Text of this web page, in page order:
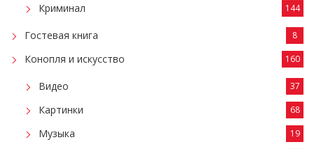
Криминал 144
Гостевая книга 8
Конопля и искусство 160
Видео 37
Картинки 68
Музыка 19